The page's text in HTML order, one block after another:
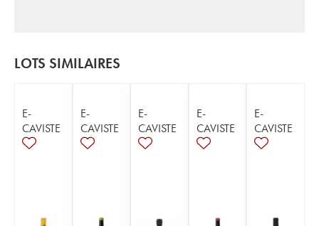
LOTS SIMILAIRES
E-
CAVISTE
E-
CAVISTE
E-
CAVISTE
E-
CAVISTE
E-
CAVISTE